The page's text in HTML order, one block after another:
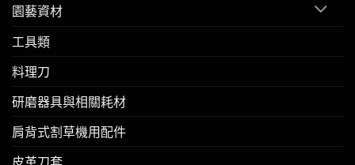
園藝資材
工具類
料理刀
研磨器具與相關耗材
肩背式割草機用配件
皮革刀套